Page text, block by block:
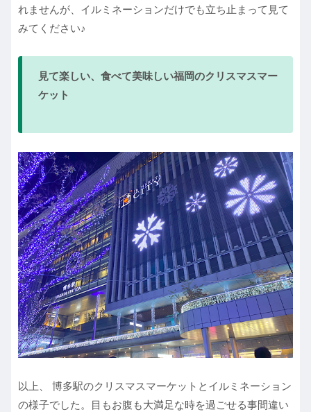
れませんが、イルミネーションだけでも立ち止まって見て
みてください♪
見て楽しい、食べて美味しい福岡のクリスマスマー
ケット
以上、 博多駅のクリスマスマーケットとイルミネーション
の様子でした。目もお腹も大満足な時を過ごせる事間違い